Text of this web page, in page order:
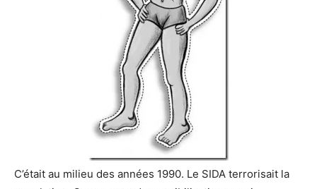
C’était au milieu des années 1990. Le SIDA terrorisait la